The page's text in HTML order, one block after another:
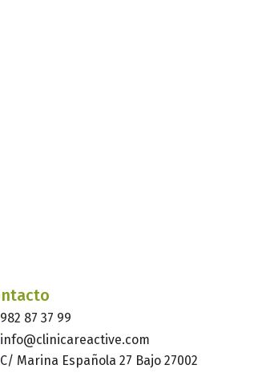
982 87 37 99
info@clinicareactive.com
C/ Marina Española 27 Bajo 27002